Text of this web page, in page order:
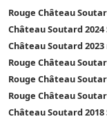
Rouge Château
Château Soutard
Château Soutard
Rouge Château
Rouge Château
Rouge Château
Château Soutard